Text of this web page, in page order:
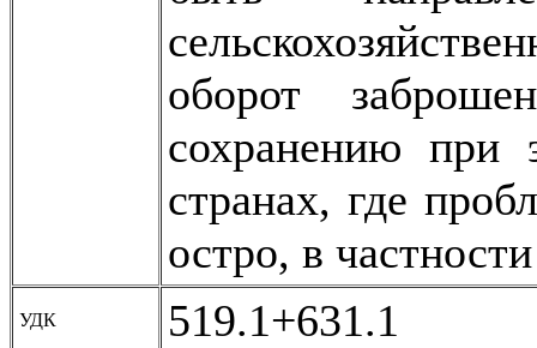
оборот
сохранению при
странах, где
остро, в
УДК 519.1+631.1